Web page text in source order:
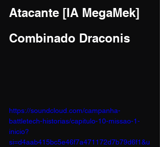
Atacante [IA MegaMek]
Combinado Draconis
https://soundcloud.com/campanha-
battletech-historias/capitulo-10-missao-1-
inicio?
si=d4aab415bc5e46f7a471172d7b79d6f1&u